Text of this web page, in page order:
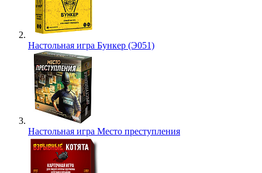
Настольная игра Бункер (Э051)
Настольная игра Место преступления